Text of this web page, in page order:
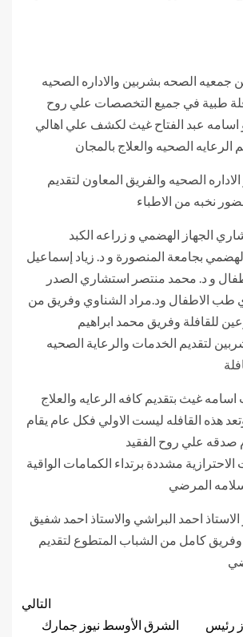
جمعيه الصحه بشربين والاداره الصحيه
طبية في جميع التخصصات علي روح
اسامه عبد الفتاح غيث لكشف علي اهالي
الرعايه الصحيه والعلاج بالمجان
الصحيه والفريق المعاون لتقديم
نخبه من الاطباء
الجهاز الهضمي و زراعه الكبد
بجامعة المنصورة و د. زياد إسماعيل
و د. محمد منتصر استشاري الصدر
طب الاطفال ود.مراد الشناوي وفريق من
للقافلة وفريق محمد ابراهيم
لتقديم الخدمات والرعاية الصحيه
غيث بتقديم كافه الرعايه والعلاج
هذه القافله ليست الاولي فكل عام يقام
صدقه علي روح الفقيد
مشددة برتداء الكمامات الواقية
المرضي
احمد البراشي والاستاذ احمد شفيق
وفريق كامل من الشباب المتطوع لتقديم
رئيس
التالي
الشرق الأوسط نيوز جمارك